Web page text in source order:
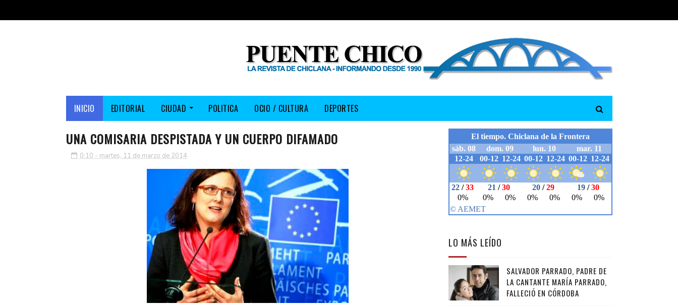
INICIO EDITORIAL CIUDAD POLITICA OCIO / CULTURA DEPORTES
UNA COMISARIA DESPISTADA Y UN CUERPO DIFAMADO
0:10 - martes, 11 de marzo de 2014
LO MÁS LEÍDO
SALVADOR PARRADO, PADRE DE
LA CANTANTE MARÍA PARRADO,
FALLECIÓ EN CÓRDOBA